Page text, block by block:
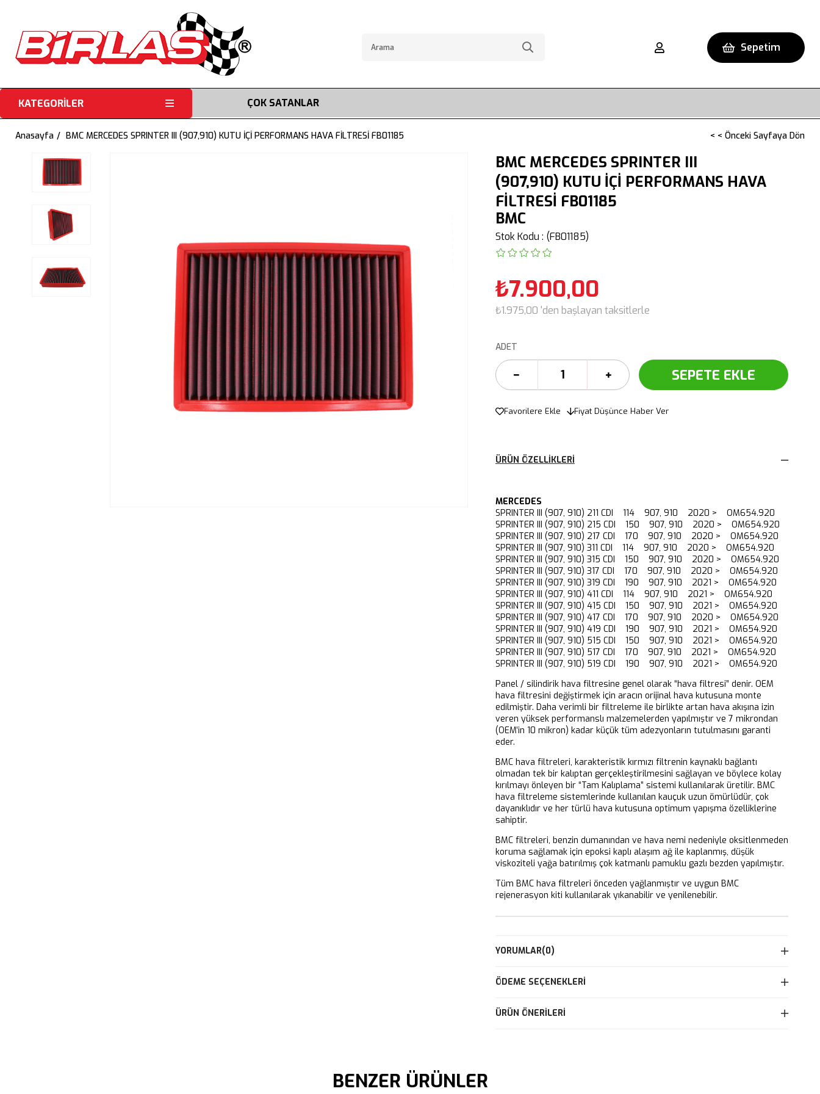
Sepetim
KATEGORİLER ÇOK SATANLAR
Anasayfa BMC MERCEDES SPRINTER III (907,910) KUTU İÇİ PERFORMANS HAVA FİLTRESİ FB01185 < < Önceki Sayfaya Dön
BMC MERCEDES SPRINTER III
(907,910) KUTU İÇİ PERFORMANS HAVA
FİLTRESİ FB01185
BMC
Stok Kodu (FB01185)
₺7.900,00
₺1.975,00 'den başlayan taksitlerle
ADET
Favorilere Ekle Fiyat Düşünce Haber Ver
ÜRÜN ÖZELLIKLERI
MERCEDES
SPRINTER III (907, 910) 211 CDI 114 907, 910 2020 > OM654.920
SPRINTER III (907, 910) 215 CDI 150 907, 910 2020 > OM654.920
SPRINTER III (907, 910) 217 CDI 170 907, 910 2020 > OM654.920
SPRINTER III (907, 910) 311 CDI 114 907, 910 2020 > OM654.920
SPRINTER III (907, 910) 315 CDI 150 907, 910 2020 > OM654.920
SPRINTER III (907, 910) 317 CDI 170 907, 910 2020 > OM654.920
SPRINTER III (907, 910) 319 CDI 190 907, 910 2021 > OM654.920
SPRINTER III (907, 910) 411 CDI 114 907, 910 2021 > OM654.920
SPRINTER III (907, 910) 415 CDI 150 907, 910 2021 > OM654.920
SPRINTER III (907, 910) 417 CDI 170 907, 910 2020 > OM654.920
SPRINTER III (907, 910) 419 CDI 190 907, 910 2021 > OM654.920
SPRINTER III (907, 910) 515 CDI 150 907, 910 2021 > OM654.920
SPRINTER III (907, 910) 517 CDI 170 907, 910 2021 > OM654.920
SPRINTER III (907, 910) 519 CDI 190 907, 910 2021 > OM654.920
Panel / silindirik hava filtresine genel olarak “hava filtresi” denir. OEM
hava filtresini değiştirmek için aracın orijinal hava kutusuna monte
edilmiştir. Daha verimli bir filtreleme ile birlikte artan hava akışına izin
veren yüksek performanslı malzemelerden yapılmıştır ve 7 mikrondan
(OEM’in 10 mikron) kadar küçük tüm adezyonların tutulmasını garanti
eder.
BMC hava filtreleri, karakteristik kırmızı filtrenin kaynaklı bağlantı
olmadan tek bir kalıptan gerçekleştirilmesini sağlayan ve böylece kolay
kırılmayı önleyen bir “Tam Kalıplama” sistemi kullanılarak üretilir. BMC
hava filtreleme sistemlerinde kullanılan kauçuk uzun ömürlüdür, çok
dayanıklıdır ve her türlü hava kutusuna optimum yapışma özelliklerine
sahiptir.
BMC filtreleri, benzin dumanından ve hava nemi nedeniyle oksitlenmeden
koruma sağlamak için epoksi kaplı alaşım ağ ile kaplanmış, düşük
viskoziteli yağa batırılmış çok katmanlı pamuklu gazlı bezden yapılmıştır.
Tüm BMC hava filtreleri önceden yağlanmıştır ve uygun BMC
rejenerasyon kiti kullanılarak yıkanabilir ve yenilenebilir.
YORUMLAR(0)
ÖDEME SEÇENEKLERI
ÜRÜN ÖNERILERI
BENZER ÜRÜNLER